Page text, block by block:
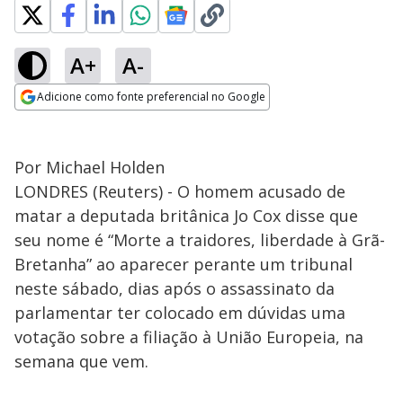
A+ A-
Adicione como fonte preferencial no Google
Por Michael Holden
LONDRES (Reuters) - O homem acusado de
matar a deputada britânica Jo Cox disse que
seu nome é “Morte a traidores, liberdade à Grã-
Bretanha” ao aparecer perante um tribunal
neste sábado, dias após o assassinato da
parlamentar ter colocado em dúvidas uma
votação sobre a filiação à União Europeia, na
semana que vem.